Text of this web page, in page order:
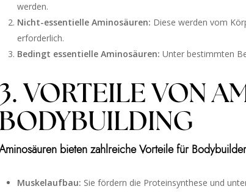
werden.
Nicht-essentielle Aminosäuren: Diese werden vom
erforderlich.
Bedingt essentielle Aminosäuren: Unter bestimmten
3. VORTEILE VON
BODYBUILDING
bieten zahlreiche Vorteile für
Muskelaufbau: Sie fördern die Proteinsynthese und